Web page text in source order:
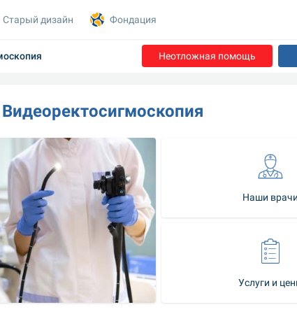
Неотложная помощь
Видеоректосигмоскопия
Наши врачи
Услуги и
Старый дизайн Фондация